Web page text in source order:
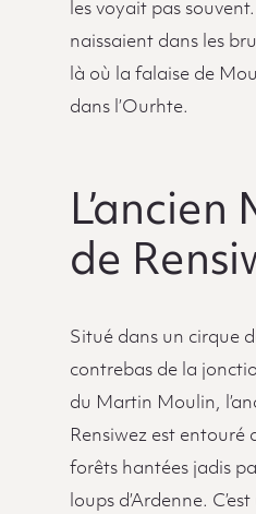
les voyait pas
naissaient dans les
là où la falaise de
dans l’Ourhte.
L’ancien
de
Situé dans un cirque
contrebas de la
du Martin Moulin,
Rensiwez est entouré
forêts hantées jadis
loups d’Ardenne.